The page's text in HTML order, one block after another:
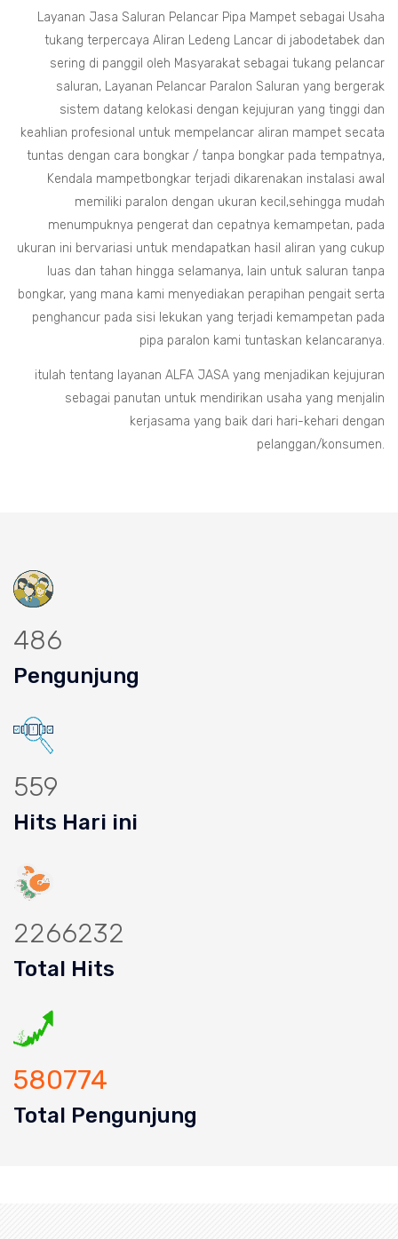
Layanan Jasa Saluran Pelancar Pipa Mampet sebagai Usaha
tukang terpercaya Aliran Ledeng Lancar di jabodetabek dan
sering di panggil oleh Masyarakat sebagai tukang pelancar
saluran, Layanan Pelancar Paralon Saluran yang bergerak
sistem datang kelokasi dengan kejujuran yang tinggi dan
keahlian profesional untuk mempelancar aliran mampet secata
tuntas dengan cara bongkar / tanpa bongkar pada tempatnya,
Kendala mampetbongkar terjadi dikarenakan instalasi awal
memiliki paralon dengan ukuran kecil,sehingga mudah
menumpuknya pengerat dan cepatnya kemampetan, pada
ukuran ini bervariasi untuk mendapatkan hasil aliran yang cukup
luas dan tahan hingga selamanya, lain untuk saluran tanpa
bongkar, yang mana kami menyediakan perapihan pengait serta
penghancur pada sisi lekukan yang terjadi kemampetan pada
pipa paralon kami tuntaskan kelancaranya.
itulah tentang layanan ALFA JASA yang menjadikan kejujuran
sebagai panutan untuk mendirikan usaha yang menjalin
kerjasama yang baik dari hari-kehari dengan
pelanggan/konsumen.
486
Pengunjung
559
Hits Hari ini
2266232
Total Hits
580774
Total Pengunjung